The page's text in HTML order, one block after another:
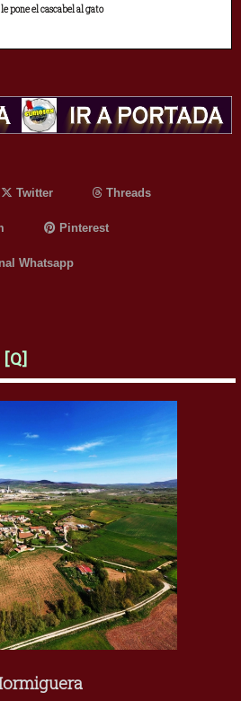
pone el cascabel al gato
Twitter Threads
Pinterest
Whatsapp
[Q]